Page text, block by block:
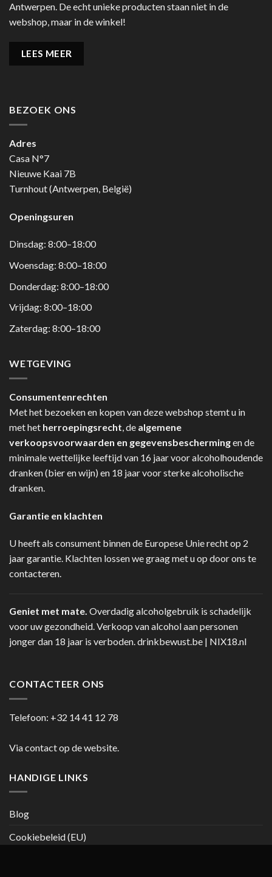
Antwerpen. De echt unieke producten staan niet in de
webshop, maar in de winkel!
LEES MEER
BEZOEK ONS
Adres
Casa N°7
Nieuwe Kaai 7B
Turnhout (Antwerpen, België)
Openingsuren
Dinsdag: 8:00–18:00
Woensdag: 8:00–18:00
Donderdag: 8:00–18:00
Vrijdag: 8:00–18:00
Zaterdag: 8:00–18:00
WETGEVING
Consumentenrechten
Met het bezoeken en kopen van deze webshop stemt u in
met het herroepingsrecht, de algemene
verkoopsvoorwaarden en gegevensbeschermingen de
minimale wettelijke leeftijd van 16 jaar voor alcoholhoudende
dranken (bier en wijn) en 18 jaar voor sterke alcoholische
dranken.
Garantie en klachten
U heeft als consument binnen de Europese Unie recht op 2
jaar garantie. Klachten lossen we graag met u op door ons te
contacteren.
Geniet met mate. Overdadig alcoholgebruik is schadelijk
voor uw gezondheid. Verkoop van alcohol aan personen
jonger dan 18 jaar is verboden.drinkbewust.be | NIX18.nl
CONTACTEER ONS
Telefoon: +32 14 41 12 78
Via contact op de website.
HANDIGE LINKS
Blog
Cookiebeleid (EU)